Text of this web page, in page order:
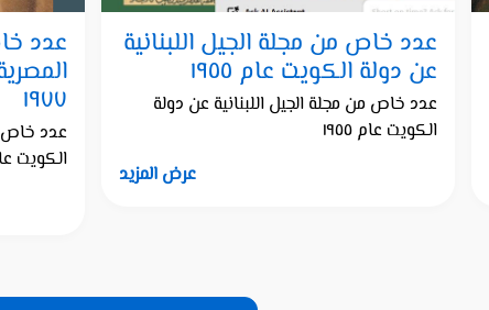
عدد خاص من مجلة الجيل اللبنانية
عن دولة الكويت عام ١٩٥٥
عدد خاص من مجلة الجيل اللبنانية عن دولة
الكويت عام ١٩٥٥
عرض المزيد
عدد
١٩٧٧
عدد خاص
الكويت عام